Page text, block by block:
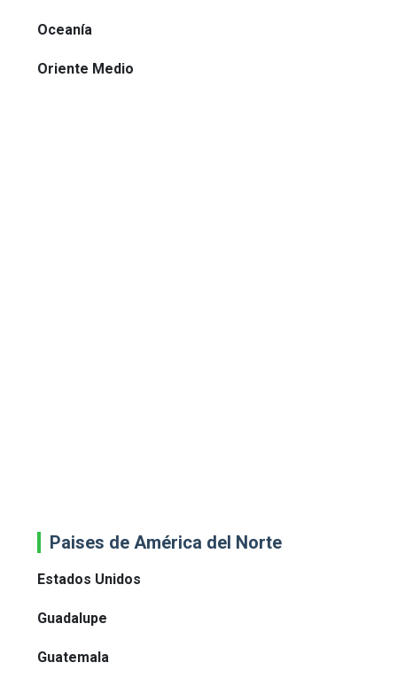
Oceanía
Oriente Medio
Paises de América del Norte
Estados Unidos
Guadalupe
Guatemala